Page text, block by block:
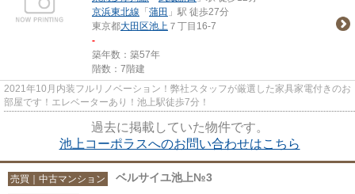
京浜東北線 「 蒲田 」駅 徒歩27分
東京都大田区池上 ７丁目16-7
-
築年数：築57年
階数：7階建
2021年10月内装フルリノベーション！弊社スタッフが厳選した家具家電付きのお
部屋です！エレベーターあり！池上駅徒歩7分！
過去に掲載していた物件です。
池上コーポラスへのお問い合わせはこちら
売買｜中古マンション ベルサイユ池上№3